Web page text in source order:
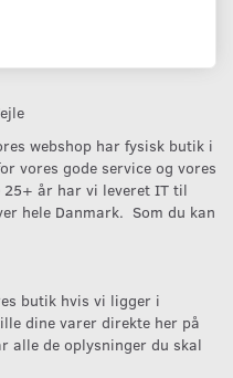
webshop har fysisk butik i
vores gode service og vores
25+ år har vi leveret IT til
hele Danmark. Som du kan
butik hvis vi ligger i
dine varer direkte her på
alle de oplysninger du skal